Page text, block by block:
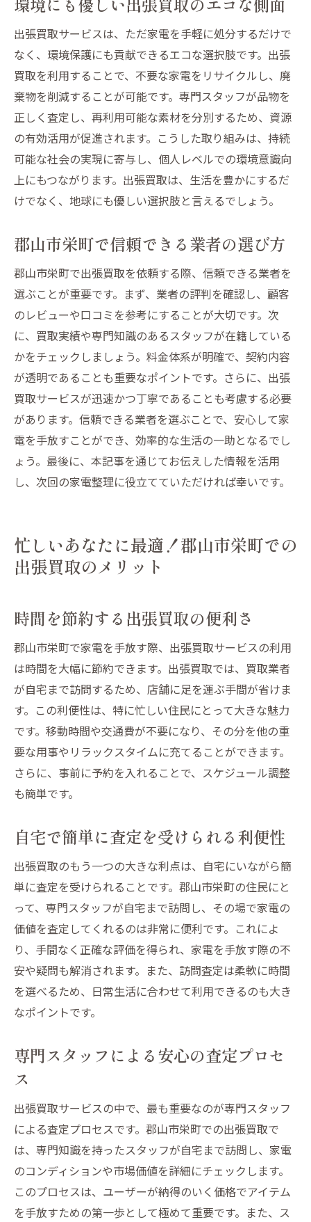
出張買取サービスは、ただ家電を手軽に処分するだけで
なく、環境保護にも貢献できるエコな選択肢です。出張
買取を利用することで、不要な家電をリサイクルし、廃
棄物を削減することが可能です。専門スタッフが品物を
正しく査定し、再利用可能な素材を分別するため、資源
の有効活用が促進されます。こうした取り組みは、持続
可能な社会の実現に寄与し、個人レベルでの環境意識向
上にもつながります。出張買取は、生活を豊かにするだ
けでなく、地球にも優しい選択肢と言えるでしょう。
郡山市栄町で信頼できる業者の選び方
郡山市栄町で出張買取を依頼する際、信頼できる業者を
選ぶことが重要です。まず、業者の評判を確認し、顧客
のレビューや口コミを参考にすることが大切です。次
に、買取実績や専門知識のあるスタッフが在籍している
かをチェックしましょう。料金体系が明確で、契約内容
が透明であることも重要なポイントです。さらに、出張
買取サービスが迅速かつ丁寧であることも考慮する必要
があります。信頼できる業者を選ぶことで、安心して家
電を手放すことができ、効率的な生活の一助となるでし
ょう。最後に、本記事を通じてお伝えした情報を活用
し、次回の家電整理に役立てていただければ幸いです。
忙しいあなたに最適！郡山市栄町での
出張買取のメリット
時間を節約する出張買取の便利さ
郡山市栄町で家電を手放す際、出張買取サービスの利用
は時間を大幅に節約できます。出張買取では、買取業者
が自宅まで訪問するため、店舗に足を運ぶ手間が省けま
す。この利便性は、特に忙しい住民にとって大きな魅力
です。移動時間や交通費が不要になり、その分を他の重
要な用事やリラックスタイムに充てることができます。
さらに、事前に予約を入れることで、スケジュール調整
も簡単です。
自宅で簡単に査定を受けられる利便性
出張買取のもう一つの大きな利点は、自宅にいながら簡
単に査定を受けられることです。郡山市栄町の住民にと
って、専門スタッフが自宅まで訪問し、その場で家電の
価値を査定してくれるのは非常に便利です。これによ
り、手間なく正確な評価を得られ、家電を手放す際の不
安や疑問も解消されます。また、訪問査定は柔軟に時間
を選べるため、日常生活に合わせて利用できるのも大き
なポイントです。
専門スタッフによる安心の査定プロセ
ス
出張買取サービスの中で、最も重要なのが専門スタッフ
による査定プロセスです。郡山市栄町での出張買取で
は、専門知識を持ったスタッフが自宅まで訪問し、家電
のコンディションや市場価値を詳細にチェックします。
このプロセスは、ユーザーが納得のいく価格でアイテム
を手放すための第一歩として極めて重要です。また、ス